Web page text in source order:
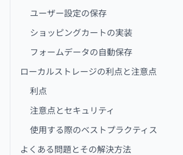
ユーザー設定の保存
ショッピングカートの実装
フォームデータの自動保存
ローカルストレージの利点と注意点
利点
注意点とセキュリティ
使用する際のベストプラクティス
よくある問題とその解決方法